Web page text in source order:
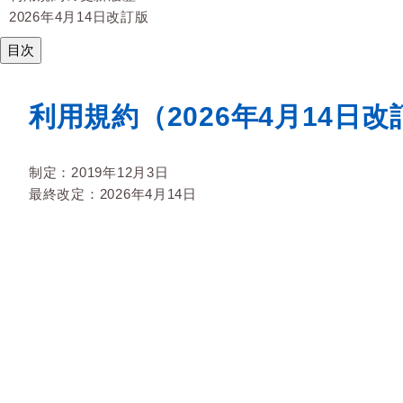
2026年4月14日改訂版
目次
利用規約（2026年4月14日改
制定：2019年12月3日
最終改定：2026年4月14日